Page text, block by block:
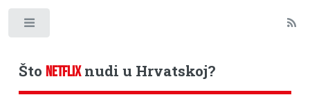
Što NETFLIXnudi u Hrvatskoj?